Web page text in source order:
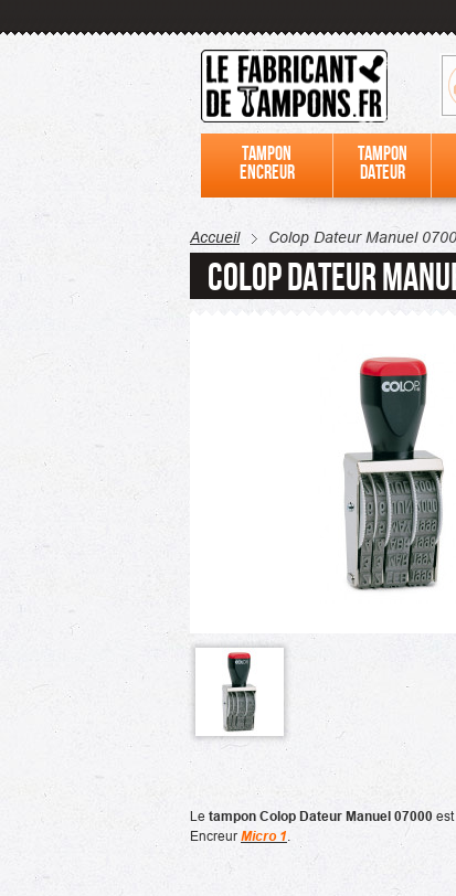
Tampon
encreur
Tampon
dateur
Accueil Colop Dateur Manuel
Colop Dateur
Le tampon Colop Dateur Manuel 07000
Encreur Micro 1.